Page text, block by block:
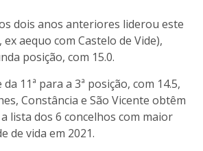
dois anos anteriores liderou este
aequo com Castelo de Vide),
posição, com 15.0.
11ª para a 3ª posição, com 14.5,
Constância e São Vicente obtêm
lista dos 6 concelhos com maior
de vida em 2021.